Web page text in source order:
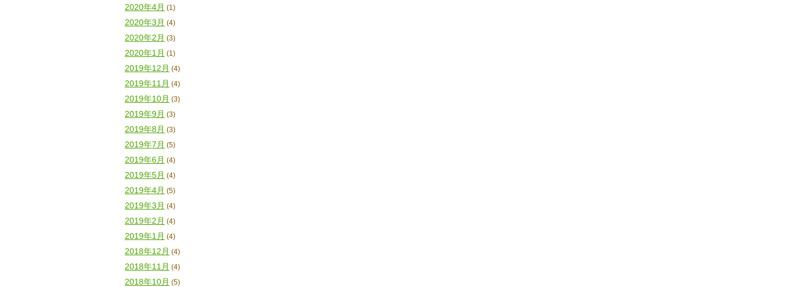
2020年4月 (1)
2020年3月 (4)
2020年2月 (3)
2020年1月 (1)
2019年12月 (4)
2019年11月 (4)
2019年10月 (3)
2019年9月 (3)
2019年8月 (3)
2019年7月 (5)
2019年6月 (4)
2019年5月 (4)
2019年4月 (5)
2019年3月 (4)
2019年2月 (4)
2019年1月 (4)
2018年12月 (4)
2018年11月 (4)
2018年10月 (5)